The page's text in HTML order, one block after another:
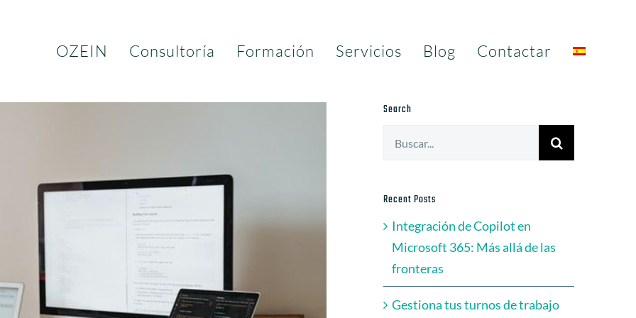
OZEIN Consultoría Formación Servicios Blog Contactar
Search
Recent Posts
Integración de Copilot en
Microsoft 365: Más allá de las
fronteras
Gestiona tus turnos de trabajo